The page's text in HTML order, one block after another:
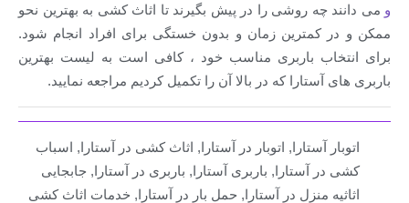
و می دانند چه روشی را در پیش بگیرند تا اثاث کشی به بهترین نحو
ممکن و در کمترین زمان و بدون خستگی برای افراد انجام شود.
برای انتخاب باربری مناسب خود ، کافی است به لیست بهترین
باربری های آستارا که در بالا آن را تکمیل کردیم مراجعه نمایید.
اتوبار آستارا, اتوبار در آستارا, اثاث کشی در آستارا, اسباب
کشی در آستارا, باربری آستارا, باربری در آستارا, جابجایی
اثاثیه منزل در آستارا, حمل بار در آستارا, خدمات اثاث کشی